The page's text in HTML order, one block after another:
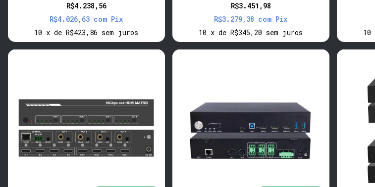
R$4.238,56
R$4.026,63 com Pix
10 xdeR$423,86 sem juros
R$3.451,98
R$3.279,38 com Pix
10 xdeR$345,20 sem juros
10